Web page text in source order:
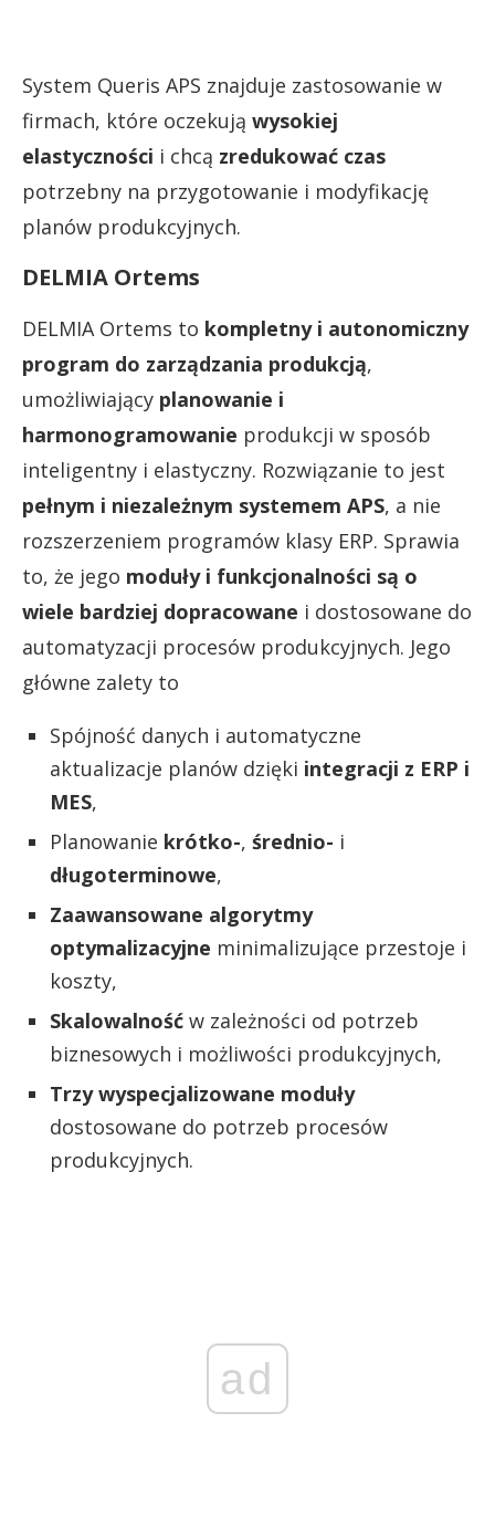
System Queris APS znajduje zastosowanie w
firmach, które oczekują wysokiej
elastyczności i chcą zredukować czas
potrzebny na przygotowanie i modyfikację
planów produkcyjnych.
DELMIA Ortems
DELMIA Ortems to kompletny i autonomiczny
program do zarządzania produkcją,
umożliwiający planowanie i
harmonogramowanie produkcji w sposób
inteligentny i elastyczny. Rozwiązanie to jest
pełnym i niezależnym systemem APS, a nie
rozszerzeniem programów klasy ERP. Sprawia
to, że jego moduły i funkcjonalności są o
wiele bardziej dopracowane i dostosowane do
automatyzacji procesów produkcyjnych. Jego
główne zalety to
Spójność danych i automatyczne
aktualizacje planów dzięki integracji z ERP i
MES,
Planowanie krótko-, średnio- i
długoterminowe,
Zaawansowane algorytmy
optymalizacyjne minimalizujące przestoje i
koszty,
Skalowalność w zależności od potrzeb
biznesowych i możliwości produkcyjnych,
Trzy wyspecjalizowane moduły
dostosowane do potrzeb procesów
produkcyjnych.
ad